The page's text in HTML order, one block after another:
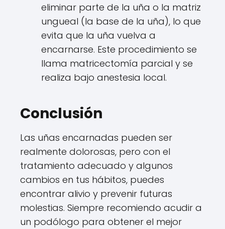
eliminar parte de la uña o la matriz
ungueal (la base de la uña), lo que
evita que la uña vuelva a
encarnarse. Este procedimiento se
llama matricectomía parcial y se
realiza bajo anestesia local.
Conclusión
Las uñas encarnadas pueden ser
realmente dolorosas, pero con el
tratamiento adecuado y algunos
cambios en tus hábitos, puedes
encontrar alivio y prevenir futuras
molestias. Siempre recomiendo acudir a
un podólogo para obtener el mejor